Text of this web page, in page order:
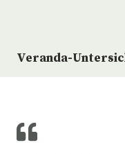
Veranda-